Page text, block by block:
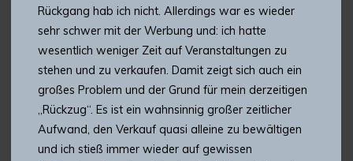
Rückgang hab ich nicht. Allerdings war es wieder
sehr schwer mit der Werbung und: ich hatte
wesentlich weniger Zeit auf Veranstaltungen zu
stehen und zu verkaufen. Damit zeigt sich auch ein
großes Problem und der Grund für mein derzeitigen
„Rückzug“. Es ist ein wahnsinnig großer zeitlicher
Aufwand, den Verkauf quasi alleine zu bewältigen
und ich stieß immer wieder auf gewissen